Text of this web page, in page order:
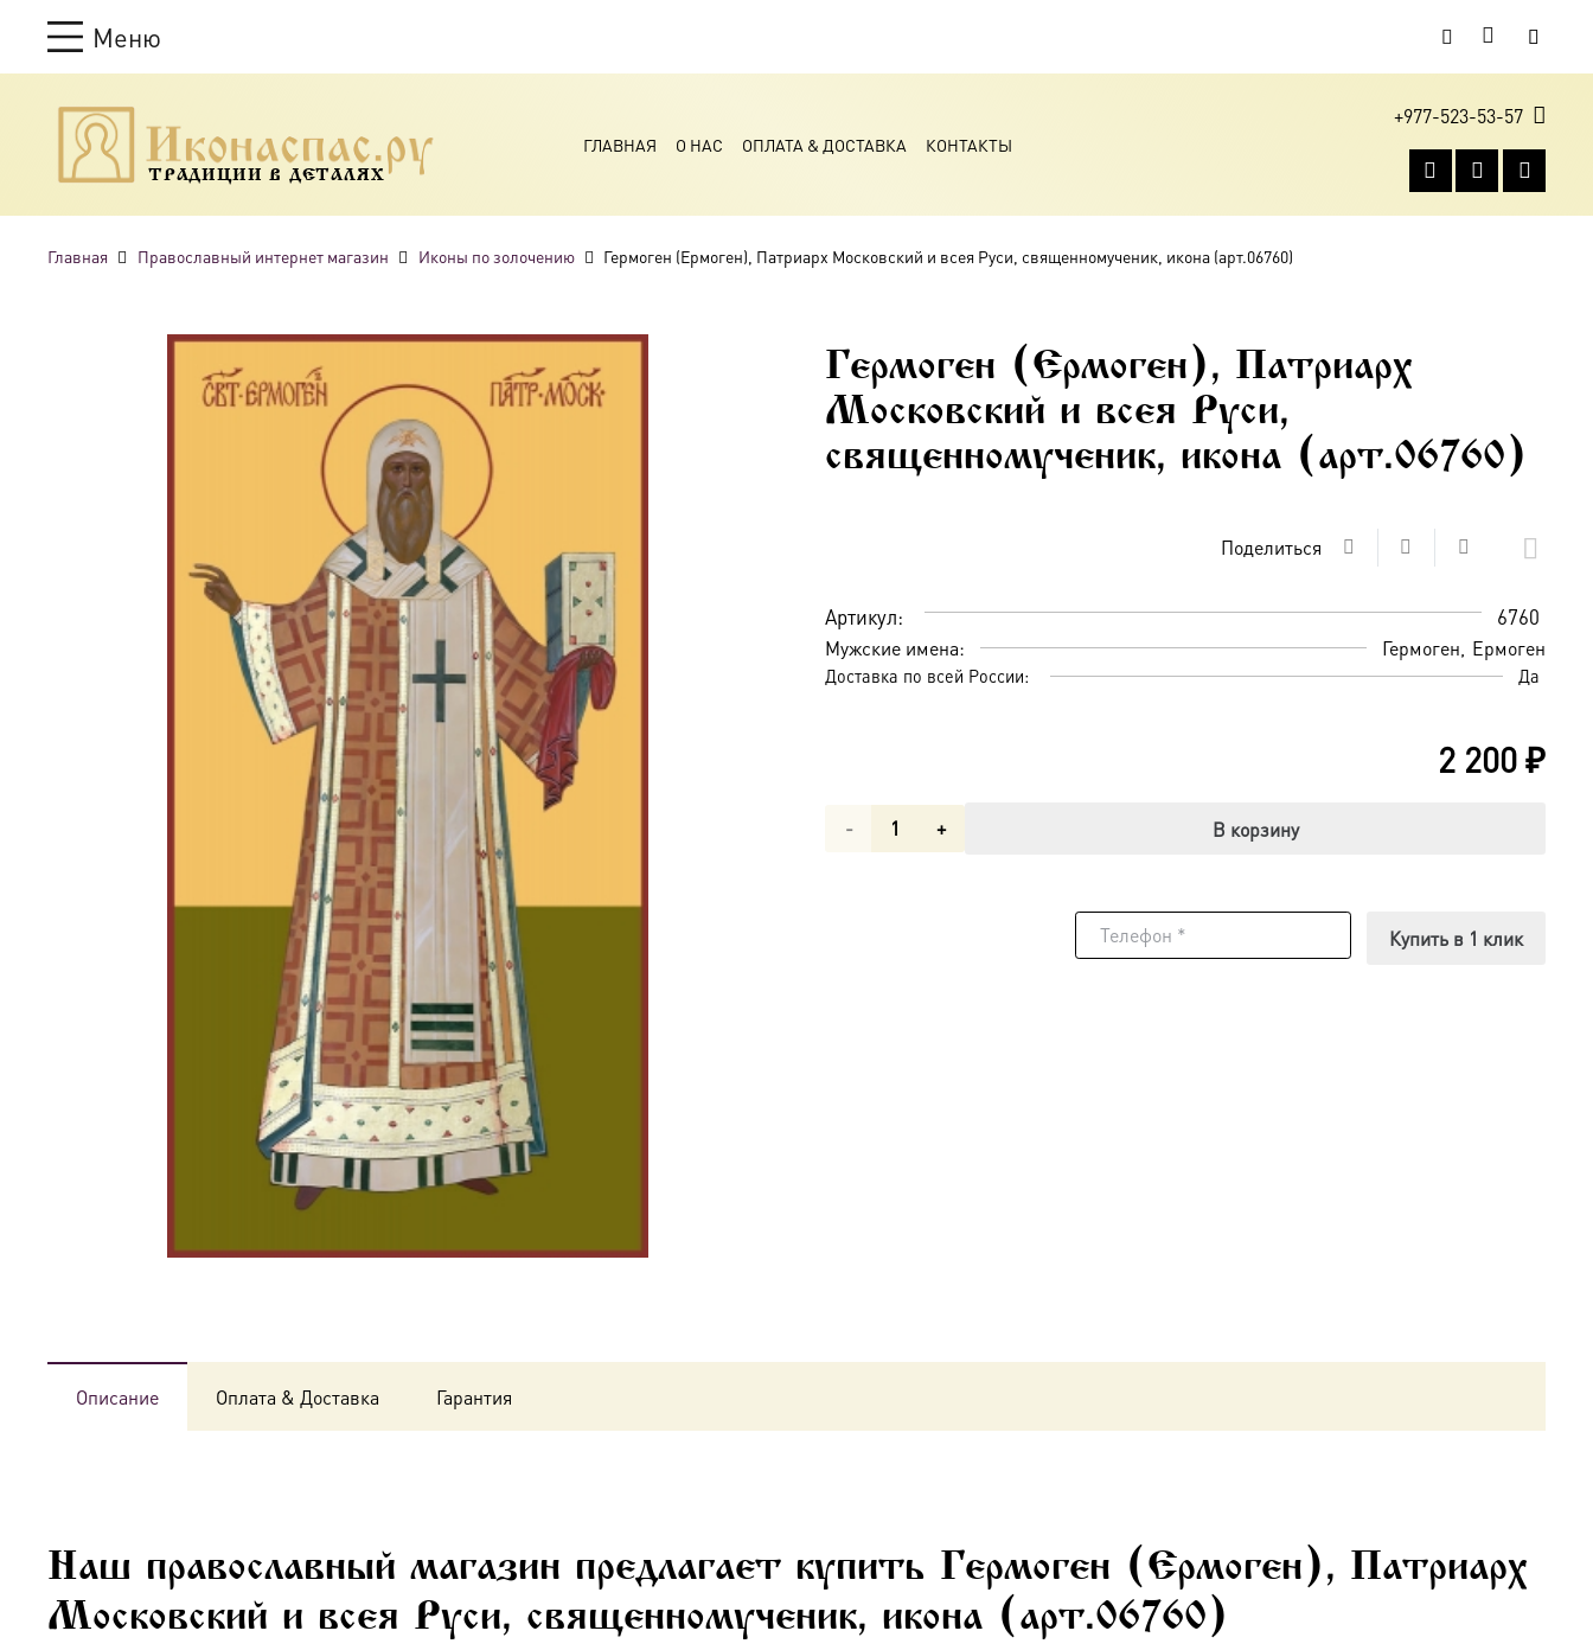
Меню
ТРАДИЦИИ В ДЕТАЛЯХ
ГЛАВНАЯ О НАС ОПЛАТА & ДОСТАВКА КОНТАКТЫ
+977-523-53-57
Главная Православный интернет магазин Иконы по золочению Гермоген (Ермоген), Патриарх Московский и всея Руси, священномученик, икона (арт.06760)
Гермоген (Ермоген), Патриарх
Московский и всея Руси,
священномученик, икона (арт.06760)
Поделиться
Артикул: 6760
Мужские имена: Гермоген Ермоген
Доставка по всей России: Да
2 200₽
Количество
В корзину
Купить в 1 клик
Описание Оплата & Доставка Гарантия
Наш православный магазин предлагает купить Гермоген (Ермоген), Патриарх
Московский и всея Руси, священномученик, икона (арт.06760)